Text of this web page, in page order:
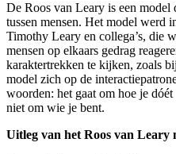
De Roos van Leary is een
tussen mensen. Het model werd
Timothy Leary en collega’s, die
mensen op elkaars gedrag
karaktertrekken te kijken, zoals
model zich op de
woorden: het gaat om hoe je
niet om wie je bent.
Uitleg van het Roos van Leary